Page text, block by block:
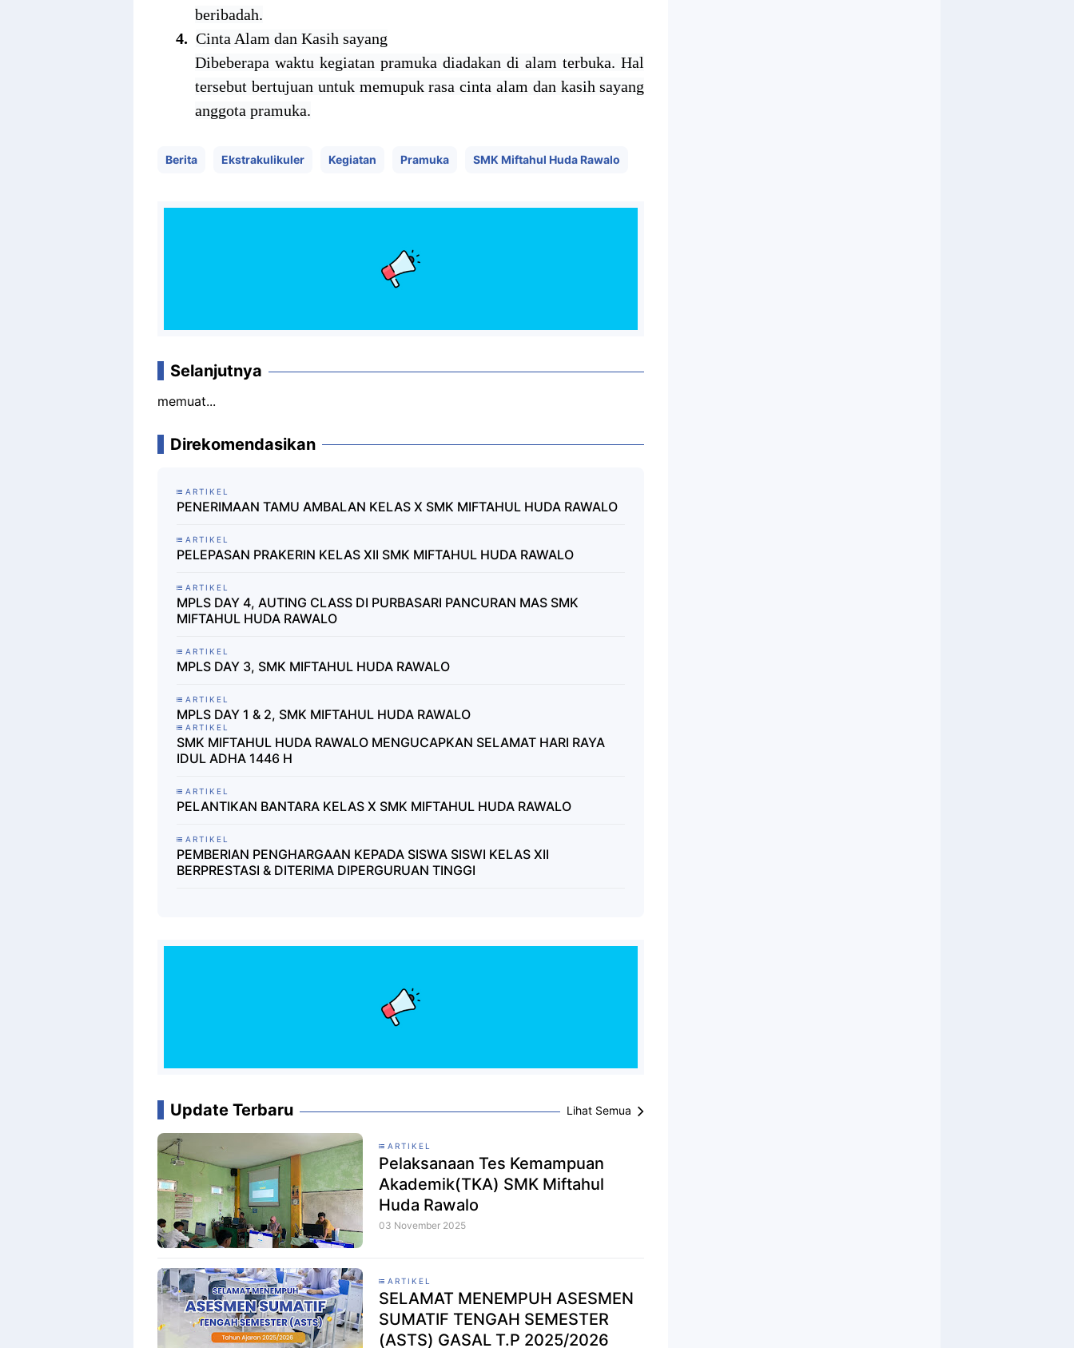
beribadah.
4. Cinta Alam dan Kasih sayang
Dibeberapa waktu kegiatan pramuka diadakan di alam terbuka. Hal
tersebut bertujuan untuk memupuk rasa cinta alam dan kasih sayang
anggota pramuka.
Berita Ekstrakulikuler Kegiatan Pramuka SMK Miftahul Huda Rawalo
Selanjutnya
memuat...
Direkomendasikan
ARTIKEL
PENERIMAAN TAMU AMBALAN KELAS X SMK MIFTAHUL HUDA RAWALO
ARTIKEL
PELEPASAN PRAKERIN KELAS XII SMK MIFTAHUL HUDA RAWALO
ARTIKEL
MPLS DAY 4, AUTING CLASS DI PURBASARI PANCURAN MAS SMK
MIFTAHUL HUDA RAWALO
ARTIKEL
MPLS DAY 3, SMK MIFTAHUL HUDA RAWALO
ARTIKEL
MPLS DAY 1 & 2, SMK MIFTAHUL HUDA RAWALO
ARTIKEL
SMK MIFTAHUL HUDA RAWALO MENGUCAPKAN SELAMAT HARI RAYA
IDUL ADHA 1446 H
ARTIKEL
PELANTIKAN BANTARA KELAS X SMK MIFTAHUL HUDA RAWALO
ARTIKEL
PEMBERIAN PENGHARGAAN KEPADA SISWA SISWI KELAS XII
BERPRESTASI & DITERIMA DIPERGURUAN TINGGI
Update Terbaru Lihat Semua
ARTIKEL
Pelaksanaan Tes Kemampuan
Akademik(TKA) SMK Miftahul
Huda Rawalo
03 November 2025
ARTIKEL
SELAMAT MENEMPUH ASESMEN
SUMATIF TENGAH SEMESTER
(ASTS) GASAL T.P 2025/2026